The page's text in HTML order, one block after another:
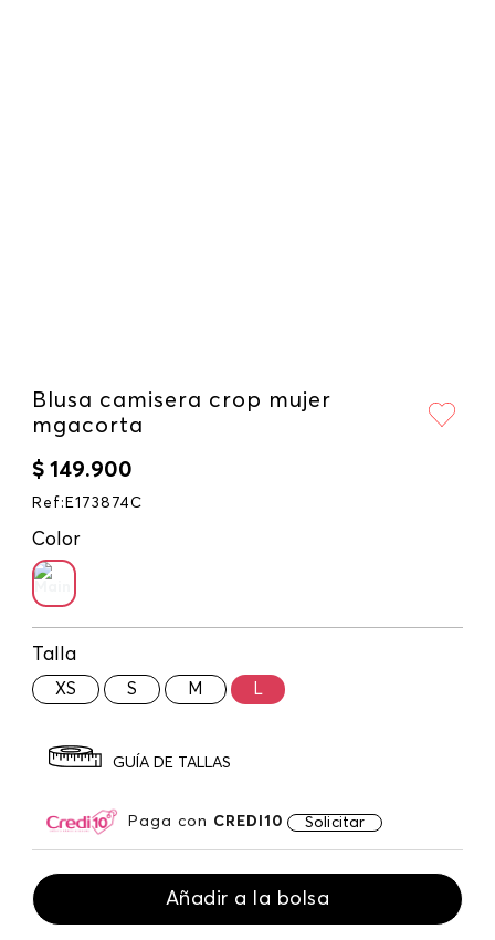
Blusa camisera crop mujer
mgacorta
$ 149.900
Ref : E173874C
Color
Talla
XS S M L
GUÍA DE TALLAS
Paga con CREDI10 Solicitar
Añadir a la bolsa